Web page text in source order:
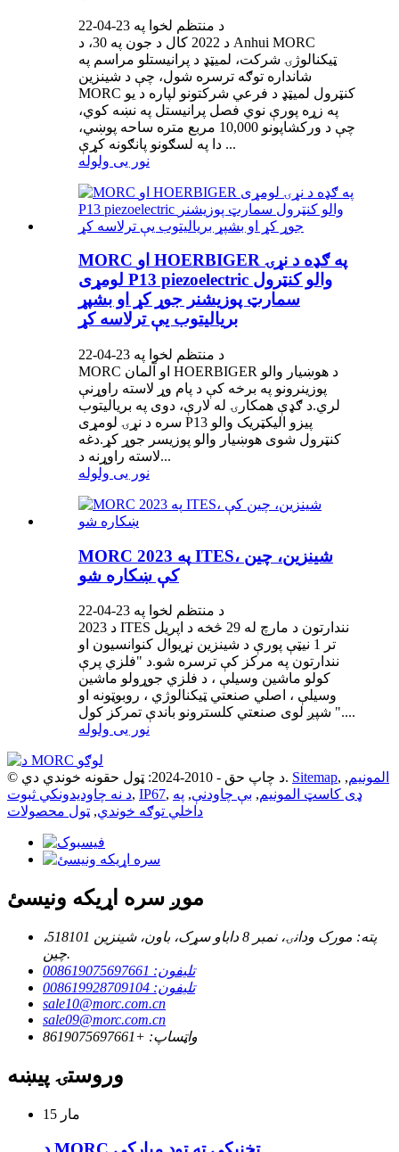
د منتظم لخوا په 23-04-22
د 2022 کال د جون په 30، د Anhui MORC
ټیکنالوژۍ شرکت، لمیټډ د پرانیستلو مراسم په
شانداره توګه ترسره شول، چې د شینزین
MORC کنټرول لمیټډ د فرعي شرکتونو لپاره د یو
په زړه پورې نوي فصل پرانیستل په نښه کوي،
چې د ورکشاپونو 10,000 مربع متره ساحه پوښي،
دا په لسګونو پانګونه کړې ...
نور یی ولوله
MORC او HOERBIGER په ګډه د نړۍ
لومړی P13 piezoelectric والو کنټرول
سمارټ پوزیشنر جوړ کړ او بشپړ
بریالیتوب یې ترلاسه کړ
د منتظم لخوا په 23-04-22
MORC او آلمان HOERBIGER د هوښیار والو
پوزینرونو په برخه کې د پام وړ لاسته راوړنې
لري.د ګډې همکارۍ له لارې، دوی په بریالیتوب
سره د نړۍ لومړی P13 پیزو الیکټریک والو
کنټرول شوی هوښیار والو پوزیسر جوړ کړ.دغه
لاسته راوړنه د...
نور یی ولوله
MORC په 2023 ITES، شینزین، چین
کې ښکاره شو
د منتظم لخوا په 23-04-22
د 2023 ITES نندارتون د مارچ له 29 څخه د اپریل
تر 1 نیټې پورې د شینزین نړیوال کنوانسیون او
نندارتون په مرکز کې ترسره شو.د "فلزي پرې
کولو ماشین وسیلې ، د فلزي جوړولو ماشین
وسیلې ، اصلي صنعتي ټیکنالوژي ، روبوټونه او
..." شپږ لوی صنعتي کلسترونو باندې تمرکز کول.
نور یی ولوله
© د چاپ حق - 2010-2024: ټول حقونه خوندي دي. Sitemap, المونیم,
د نه چاودیدونکي ثبوت, IP67, ډی کاسټ المونیم, بې چاودنې, په
داخلي توګه خوندي, ټول محصولات
موږ سره اړیکه ونیسئ
پته: مورک ودانۍ، نمبر 8 داباو سړک، باون، شینزین 518101،
چین.
تلیفون: 008619075697661
تلیفون: 008619928709104
sale10@morc.com.cn
sale09@morc.com.cn
واټساپ: +8619075697661
وروستۍ پیښه
مار 15